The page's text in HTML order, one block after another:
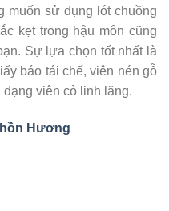
muốn sử dụng lót chuồng
kẹt trong hậu môn cũng
Sự lựa chọn tốt nhất là
báo tái chế, viên nén gỗ
viên cỏ linh lăng.
Hương